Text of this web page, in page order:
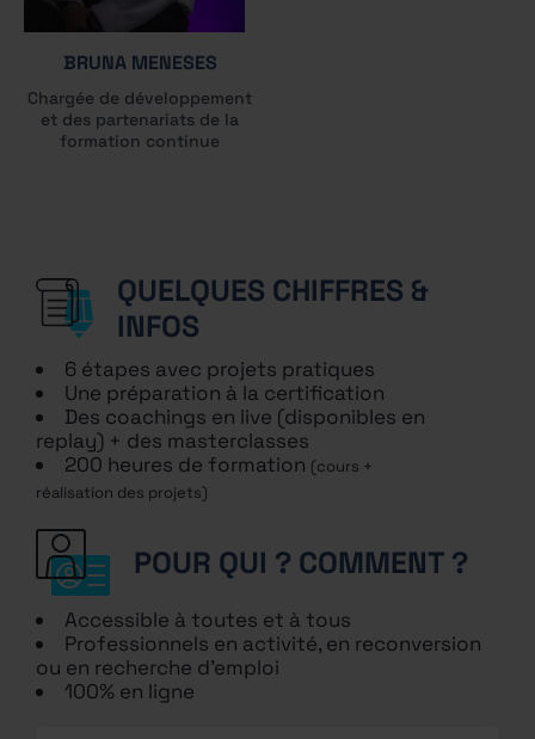
BRUNA MENESES
Chargée de développement
et des partenariats de la
formation continue
QUELQUES CHIFFRES &
INFOS
6 étapes avec projets pratiques
Une préparation à la certification
Des coachings en live (disponibles en
replay) + des masterclasses
200 heures de formation (cours +
réalisation des projets)
POUR QUI ? COMMENT ?
Accessible à toutes et à tous
Professionnels en activité, en reconversion
ou en recherche d’emploi
100% en ligne